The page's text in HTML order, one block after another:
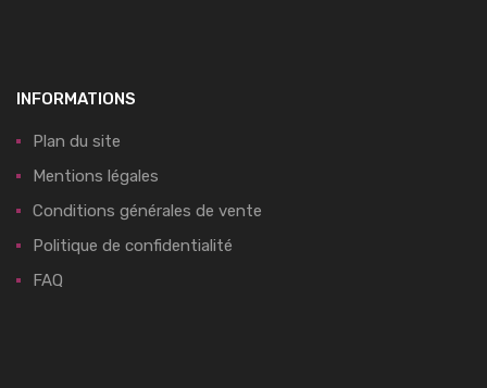
INFORMATIONS
Plan du site
Mentions légales
Conditions générales de vente
Politique de confidentialité
FAQ